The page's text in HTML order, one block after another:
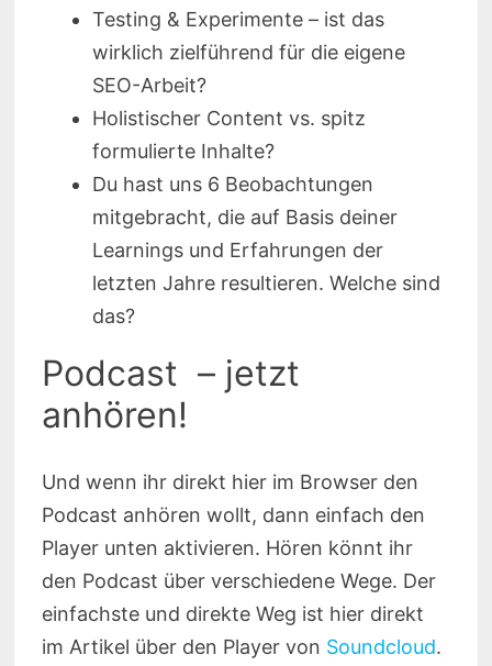
Testing & Experimente – ist das
wirklich zielführend für die eigene
SEO-Arbeit?
Holistischer Content vs. spitz
formulierte Inhalte?
Du hast uns 6 Beobachtungen
mitgebracht, die auf Basis deiner
Learnings und Erfahrungen der
letzten Jahre resultieren. Welche sind
das?
Podcast – jetzt
anhören!
Und wenn ihr direkt hier im Browser den
Podcast anhören wollt, dann einfach den
Player unten aktivieren. Hören könnt ihr
den Podcast über verschiedene Wege. Der
einfachste und direkte Weg ist hier direkt
im Artikel über den Player von Soundcloud.